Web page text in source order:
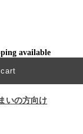
available
いの方向け